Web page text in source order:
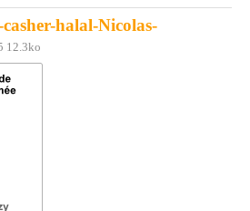
halal-Nicolas-
12.3ko